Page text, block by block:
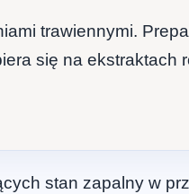
trawiennymi.
się na ekstraktach
stan zapalny w